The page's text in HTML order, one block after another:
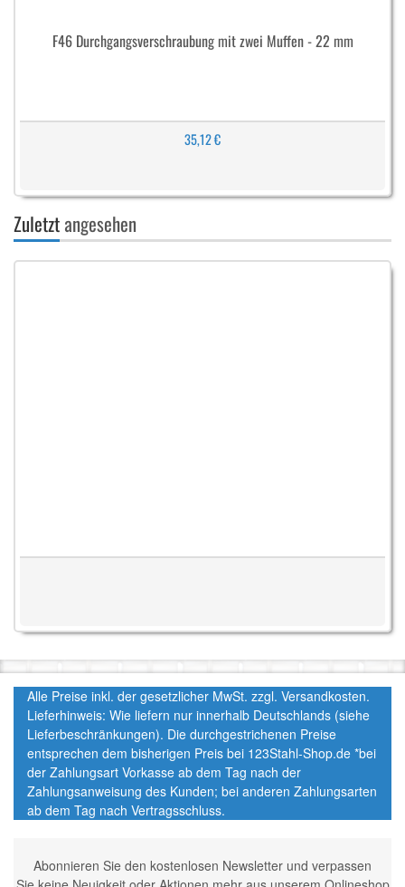
F46 Durchgangsverschraubung mit zwei Muffen - 22 mm
35,12 €
Zuletztangesehen
Alle Preise inkl. der gesetzlicher MwSt. zzgl. Versandkosten.
Lieferhinweis: Wie liefern nur innerhalb Deutschlands (siehe
Lieferbeschränkungen). Die durchgestrichenen Preise
entsprechen dem bisherigen Preis bei 123Stahl-Shop.de *bei
der Zahlungsart Vorkasse ab dem Tag nach der
Zahlungsanweisung des Kunden; bei anderen Zahlungsarten
ab dem Tag nach Vertragsschluss.
Abonnieren Sie den kostenlosen Newsletter und verpassen